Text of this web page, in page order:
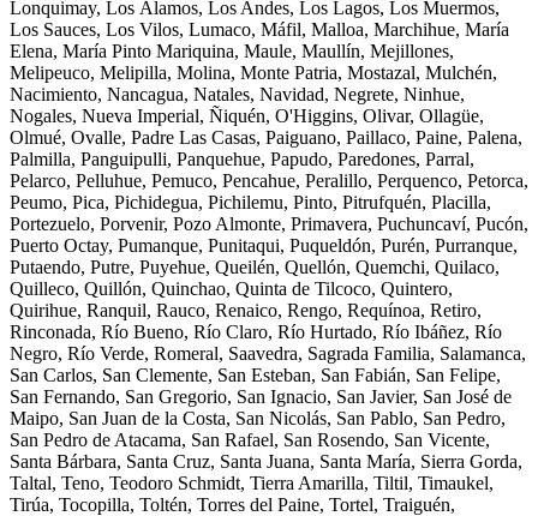
Lonquimay, Los Álamos, Los Andes, Los Lagos, Los Muermos,
Los Sauces, Los Vilos, Lumaco, Máfil, Malloa, Marchihue, María
Elena, María Pinto Mariquina, Maule, Maullín, Mejillones,
Melipeuco, Melipilla, Molina, Monte Patria, Mostazal, Mulchén,
Nacimiento, Nancagua, Natales, Navidad, Negrete, Ninhue,
Nogales, Nueva Imperial, Ñiquén, O'Higgins, Olivar, Ollagüe,
Olmué, Ovalle, Padre Las Casas, Paiguano, Paillaco, Paine, Palena,
Palmilla, Panguipulli, Panquehue, Papudo, Paredones, Parral,
Pelarco, Pelluhue, Pemuco, Pencahue, Peralillo, Perquenco, Petorca,
Peumo, Pica, Pichidegua, Pichilemu, Pinto, Pitrufquén, Placilla,
Portezuelo, Porvenir, Pozo Almonte, Primavera, Puchuncaví, Pucón,
Puerto Octay, Pumanque, Punitaqui, Puqueldón, Purén, Purranque,
Putaendo, Putre, Puyehue, Queilén, Quellón, Quemchi, Quilaco,
Quilleco, Quillón, Quinchao, Quinta de Tilcoco, Quintero,
Quirihue, Ranquil, Rauco, Renaico, Rengo, Requínoa, Retiro,
Rinconada, Río Bueno, Río Claro, Río Hurtado, Río Ibáñez, Río
Negro, Río Verde, Romeral, Saavedra, Sagrada Familia, Salamanca,
San Carlos, San Clemente, San Esteban, San Fabián, San Felipe,
San Fernando, San Gregorio, San Ignacio, San Javier, San José de
Maipo, San Juan de la Costa, San Nicolás, San Pablo, San Pedro,
San Pedro de Atacama, San Rafael, San Rosendo, San Vicente,
Santa Bárbara, Santa Cruz, Santa Juana, Santa María, Sierra Gorda,
Taltal, Teno, Teodoro Schmidt, Tierra Amarilla, Tiltil, Timaukel,
Tirúa, Tocopilla, Toltén, Torres del Paine, Tortel, Traiguén,